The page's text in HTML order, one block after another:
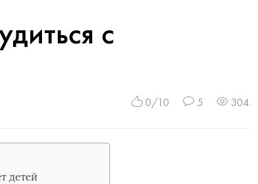
с
0/10 5 304
детей